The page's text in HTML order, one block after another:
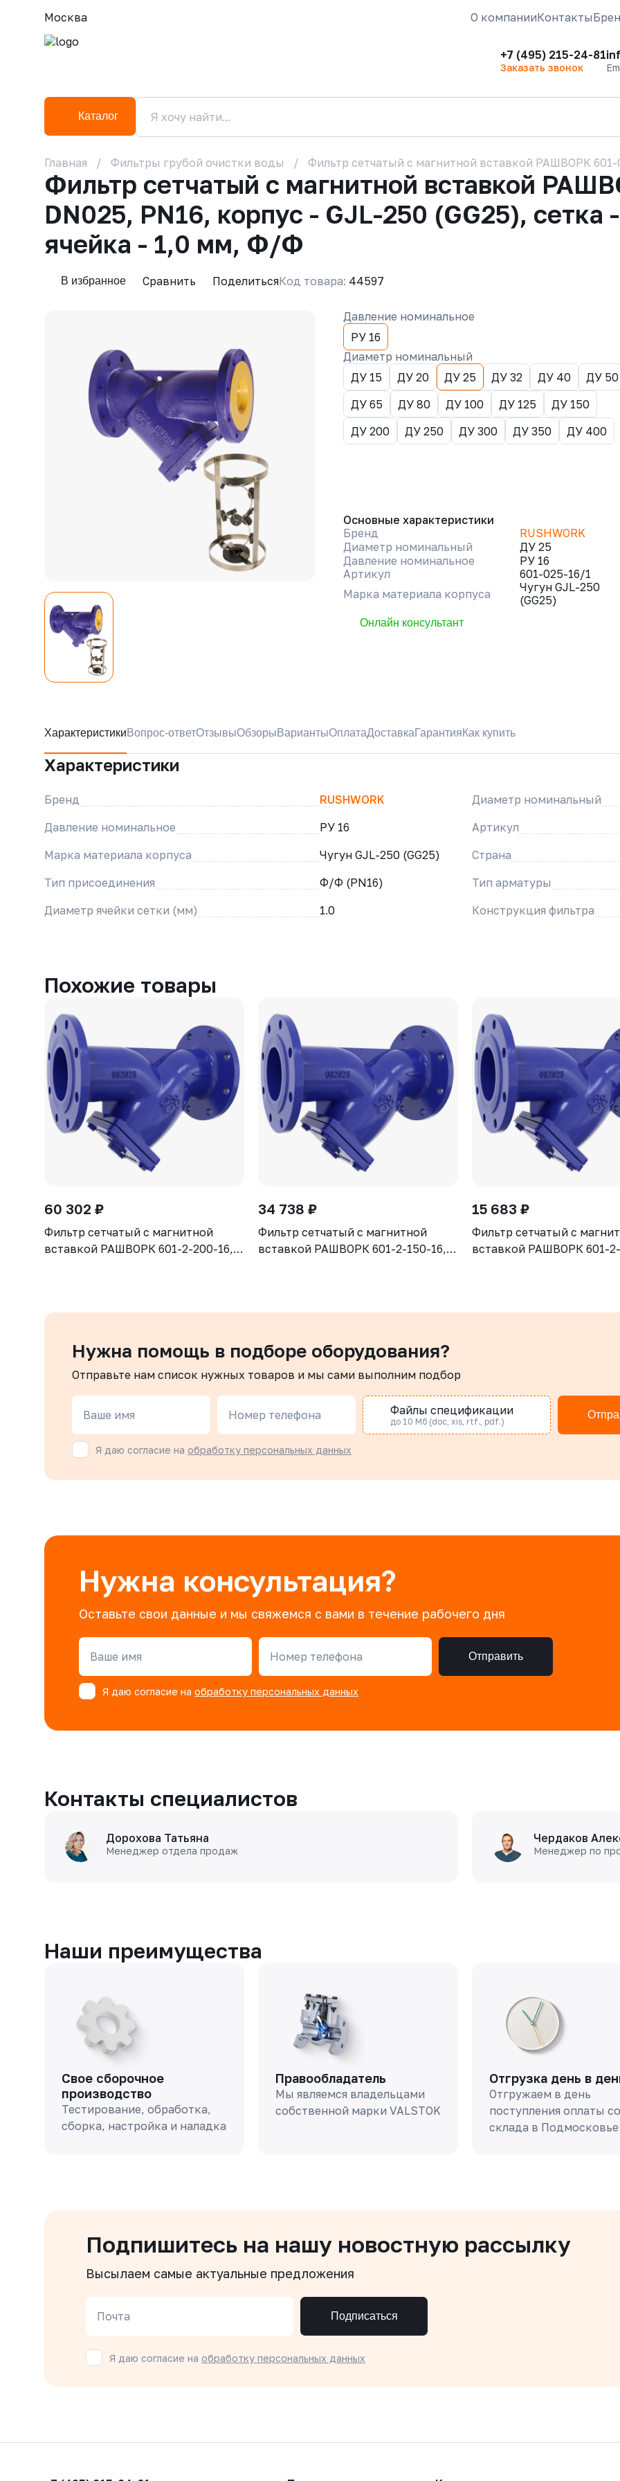
Москва О компанииКонтакты
+7 (495) 215-24-81
Заказать звонок
Каталог
Главная Фильтры грубой очистки воды Фильтр сетчатый с магнитной вставкой РАШВОРК
Фильтр сетчатый с магнитной вставкой
DN025, PN16, корпус - GJL-250 (GG25), сетка
ячейка - 1,0 мм, Ф/Ф
В избранное Сравнить ПоделитьсяКод товара: 44597
Давление номинальное
РУ 16
Диаметр номинальный
ДУ 15
ДУ 20 ДУ 25 ДУ 32 ДУ 40
ДУ 50
ДУ 65
ДУ 80 ДУ 100 ДУ 125
ДУ 150
ДУ 200
ДУ 250 ДУ 300 ДУ 350 ДУ 400
Основные характеристики
Бренд
RUSHWORK
Диаметр номинальный
ДУ 25
Давление номинальное
РУ 16
Артикул
601-025-16/1
Марка материала корпуса
Чугун GJL-250
(GG25)
Онлайн консультант
Характеристики Вопрос-ответОтзывыОбзоры ВариантыОплатаДоставка Гарантия Как купить
Характеристики
Бренд RUSHWORK Диаметр номинальный
Давление номинальное
РУ 16 Артикул
Марка материала корпуса
Чугун GJL-250 (GG25) Страна
Тип присоединения
Ф/Ф (PN16) Тип арматуры
Диаметр ячейки сетки (мм)
1.0 Конструкция фильтра
Похожие товары
60 302 ₽
Фильтр сетчатый с магнитной
вставкой РАШВОРК 601-2-200-16,
34 738 ₽
Фильтр сетчатый с магнитной
вставкой РАШВОРК 601-2-150-16,
15 683 ₽
Фильтр сетчатый с
вставкой РАШВОРК 601-
Нужна помощь в подборе оборудования?
Отправьте нам список нужных товаров и мы сами выполним подбор
Ваше имя Номер телефона Файлы спецификации
до 10 Мб (doc, xis, rtf., pdf.)
Я даю согласие на обработку персональных данных
Нужна консультация?
Оставьте свои данные и мы свяжемся с вами в течение рабочего дня
Ваше имя Номер телефона Отправить
Я даю согласие на обработку персональных данных
Контакты специалистов
Дорохова Татьяна
Менеджер отдела продаж
Чердаков
Менеджер по
Наши преимущества
Свое сборочное
производство
Тестирование, обработка,
сборка, настройка и наладка
Правообладатель
Мы являемся владельцами
собственной марки VALSTOK
Отгрузка день в
Отгружаем в день
поступления оплаты со
склада в Подмосковье
Подпишитесь на нашу новостную рассылку
Высылаем самые актуальные предложения
Почта Подписаться
Я даю согласие на обработку персональных данных